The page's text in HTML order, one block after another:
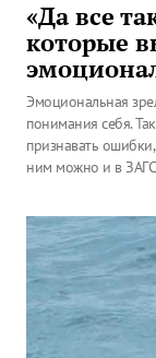
«Да все
которые
Эмоциональная
понимания себя.
признавать
ним можно и в